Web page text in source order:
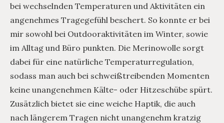
bei wechselnden Temperaturen und Aktivitäten ein
angenehmes Tragegefühl beschert. So konnte er bei
mir sowohl bei Outdooraktivitäten im Winter, sowie
im Alltag und Büro punkten. Die Merinowolle sorgt
dabei für eine natürliche Temperaturregulation,
sodass man auch bei schweißtreibenden Momenten
keine unangenehmen Kälte- oder Hitzeschübe spürt.
Zusätzlich bietet sie eine weiche Haptik, die auch
nach längerem Tragen nicht unangenehm kratzig